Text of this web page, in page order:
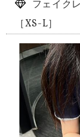
フェイク
［XS-L］